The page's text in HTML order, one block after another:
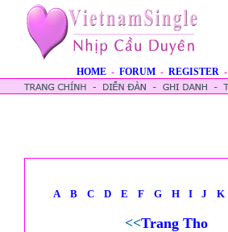
HOME - FORUM - REGISTER -
A B C D E F G H I J K
<<Trang Tho